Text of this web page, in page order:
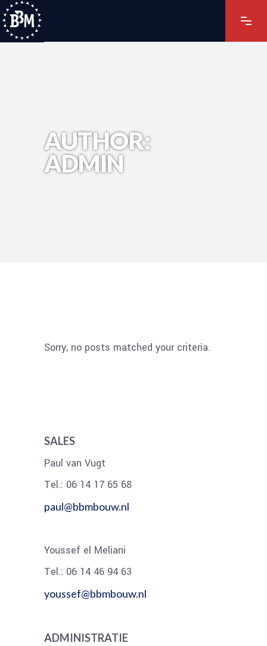
AUTHOR:
ADMIN
Sorry, no posts matched your criteria.
SALES
Paul van Vugt
Tel.: 06 14 17 65 68
paul@bbmbouw.nl
Youssef el Meliani
Tel.: 06 14 46 94 63
youssef@bbmbouw.nl
ADMINISTRATIE